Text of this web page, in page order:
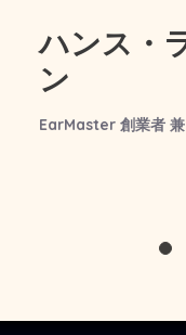
ハンス・
ン
EarMaster 創業者 兼
1